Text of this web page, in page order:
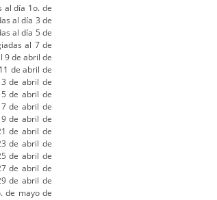
al día 1o. de
al día 3 de
al día 5 de
al 7 de
9 de abril de
de abril de
de abril de
de abril de
de abril de
de abril de
de abril de
de abril de
de abril de
de abril de
de abril de
de mayo de